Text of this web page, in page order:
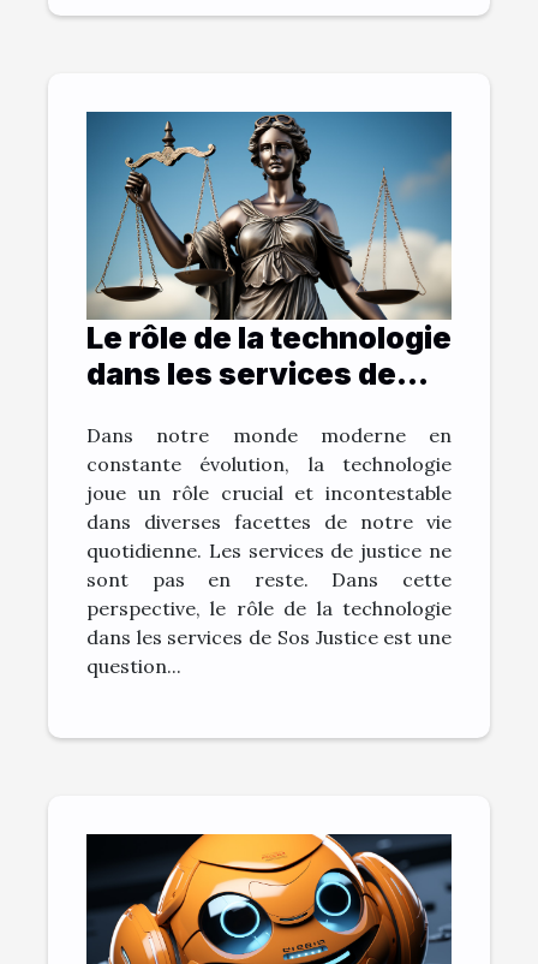
Le rôle de la technologie
dans les services de
Dans notre monde moderne en
constante évolution, la technologie
joue un rôle crucial et incontestable
dans diverses facettes de notre vie
quotidienne. Les services de justice ne
sont pas en reste. Dans cette
perspective, le rôle de la technologie
dans les services de Sos Justice est une
question...